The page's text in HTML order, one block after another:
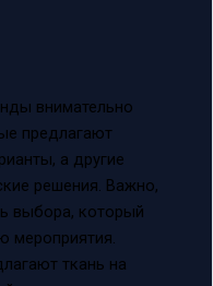
внимательно
предлагают
а другие
решения. Важно,
выбора, который
мероприятия.
ткань на